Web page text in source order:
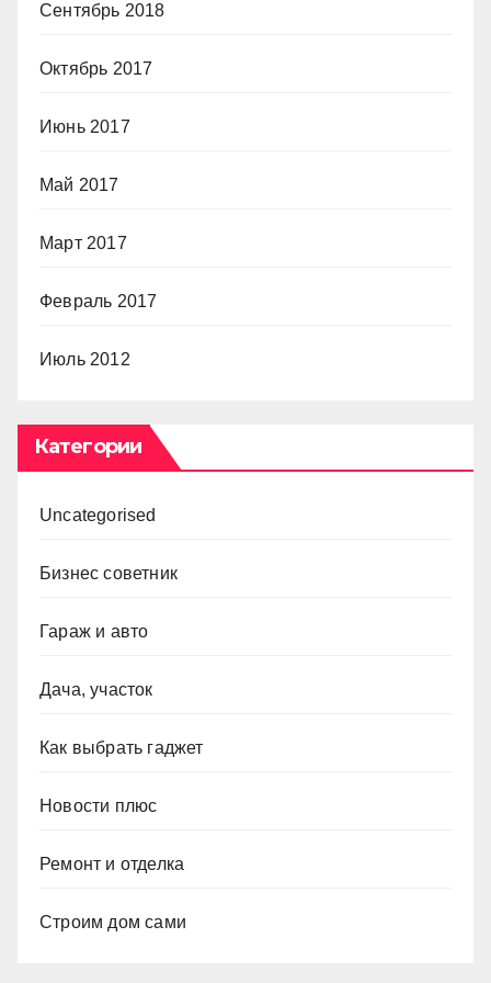
Сентябрь 2018
Октябрь 2017
Июнь 2017
Май 2017
Март 2017
Февраль 2017
Июль 2012
Категории
Uncategorised
Бизнес советник
Гараж и авто
Дача, участок
Как выбрать гаджет
Новости плюс
Ремонт и отделка
Строим дом сами